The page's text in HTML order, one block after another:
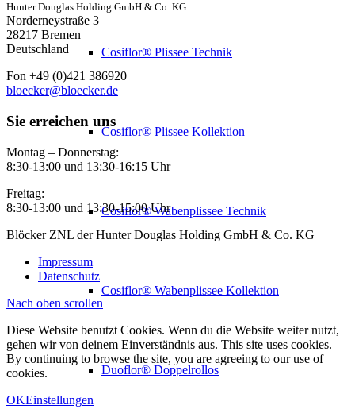
Cosiflor® Plissee Technik
Cosiflor® Plissee Kollektion
Cosiflor® Wabenplissee Technik
Cosiflor® Wabenplissee Kollektion
Duoflor® Doppelrollos
Hunter Douglas Holding GmbH & Co. KG
Norderneystraße 3
28217 Bremen
Deutschland
Fon +49 (0)421 386920
bloecker@bloecker.de
Sie erreichen uns
Montag – Donnerstag:
8:30-13:00 und 13:30-16:15 Uhr
Freitag:
8:30-13:00 und 13:30-15:00 Uhr
Blöcker ZNL der Hunter Douglas Holding GmbH & Co. KG
Impressum
Datenschutz
Nach oben scrollen
Diese Website benutzt Cookies. Wenn du die Website weiter nutzt,
gehen wir von deinem Einverständnis aus. This site uses cookies.
By continuing to browse the site, you are agreeing to our use of
cookies.
OKEinstellungen